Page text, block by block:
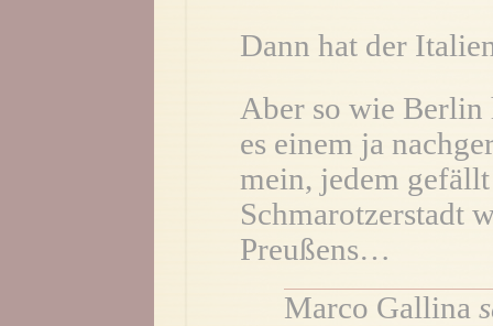
Dann hat der
Aber so wie
es einem ja
mein, jedem
Schmarotzerstadt
Preußens…
Marco Gallina